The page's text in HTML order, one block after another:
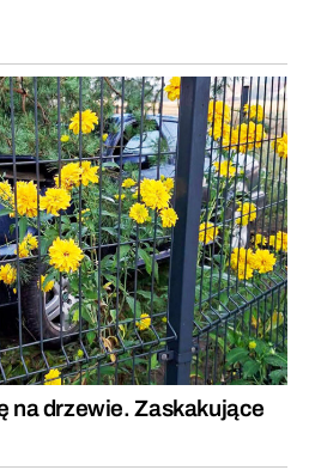
na drzewie. Zaskakujące